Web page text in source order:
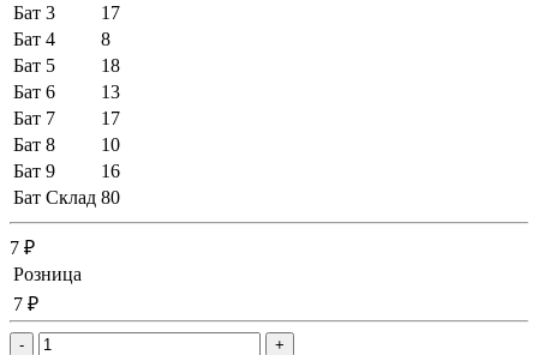
Бат 3
17
Бат 4
8
Бат 5
18
Бат 6
13
Бат 7
17
Бат 8
10
Бат 9
16
Бат Склад 80
7 ₽
Розница
7 ₽
-
+